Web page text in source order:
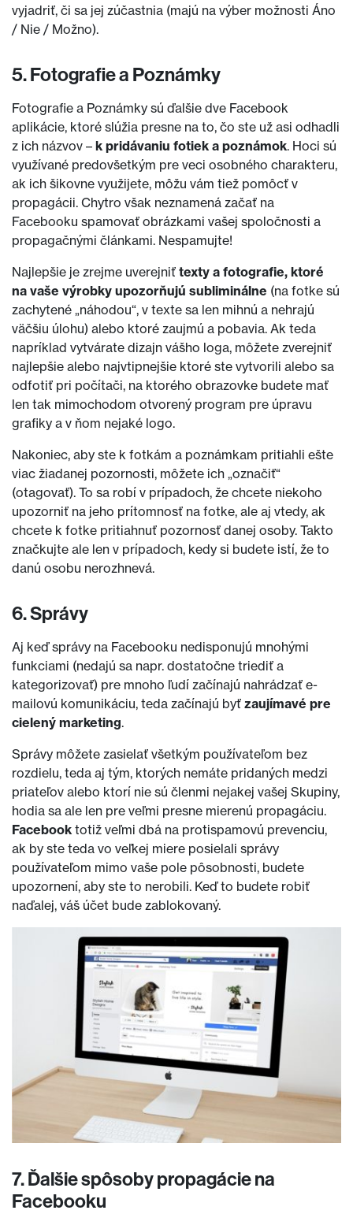
vyjadriť, či sa jej zúčastnia (majú na výber možnosti Áno
/ Nie / Možno).
5. Fotografie a Poznámky
Fotografie a Poznámky sú ďalšie dve Facebook
aplikácie, ktoré slúžia presne na to, čo ste už asi odhadli
z ich názvov – k pridávaniu fotiek a poznámok. Hoci sú
využívané predovšetkým pre veci osobného charakteru,
ak ich šikovne využijete, môžu vám tiež pomôcť v
propagácii. Chytro však neznamená začať na
Facebooku spamovať obrázkami vašej spoločnosti a
propagačnými článkami. Nespamujte!
Najlepšie je zrejme uverejniť texty a fotografie, ktoré
na vaše výrobky upozorňujú subliminálne (na fotke sú
zachytené „náhodou“, v texte sa len mihnú a nehrajú
väčšiu úlohu) alebo ktoré zaujmú a pobavia. Ak teda
napríklad vytvárate dizajn vášho loga, môžete zverejniť
najlepšie alebo najvtipnejšie ktoré ste vytvorili alebo sa
odfotiť pri počítači, na ktorého obrazovke budete mať
len tak mimochodom otvorený program pre úpravu
grafiky a v ňom nejaké logo.
Nakoniec, aby ste k fotkám a poznámkam pritiahli ešte
viac žiadanej pozornosti, môžete ich „označiť“
(otagovať). To sa robí v prípadoch, že chcete niekoho
upozorniť na jeho prítomnosť na fotke, ale aj vtedy, ak
chcete k fotke pritiahnuť pozornosť danej osoby. Takto
značkujte ale len v prípadoch, kedy si budete istí, že to
danú osobu nerozhnevá.
6. Správy
Aj keď správy na Facebooku nedisponujú mnohými
funkciami (nedajú sa napr. dostatočne triediť a
kategorizovať) pre mnoho ľudí začínajú nahrádzať e-
mailovú komunikáciu, teda začínajú byť zaujímavé pre
cielený marketing.
Správy môžete zasielať všetkým používateľom bez
rozdielu, teda aj tým, ktorých nemáte pridaných medzi
priateľov alebo ktorí nie sú členmi nejakej vašej Skupiny,
hodia sa ale len pre veľmi presne mierenú propagáciu.
Facebook totiž veľmi dbá na protispamovú prevenciu,
ak by ste teda vo veľkej miere posielali správy
používateľom mimo vaše pole pôsobnosti, budete
upozornení, aby ste to nerobili. Keď to budete robiť
naďalej, váš účet bude zablokovaný.
7. Ďalšie spôsoby propagácie na
Facebooku